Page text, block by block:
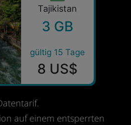
Tajikistan
3 GB
gültig 15 Tage
8 US$
auf einem entsperrten